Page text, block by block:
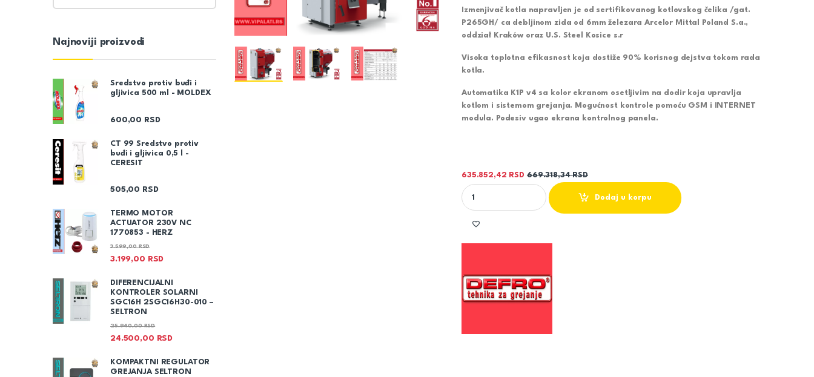
Izmenjivač kotla napravljen je od sertifikovanog kotlovskog čelika /gat.
P265GH/ ca debljinom zida od 6mm železara Arcelor Mittal Poland S.a.,
oddział Kraków oraz U.S. Steel Kosice s.r
Visoka toplotna efikasnost koja dostiže 90% korisnog dejstva tokom rada
kotla.
Automatika K1P v4 sa kolor ekranom osetljivim na dodir koja upravlja
kotlom i sistemom grejanja. Mogućnost kontrole pomoću GSM i INTERNET
modula. Podesiv ugao ekrana kontrolnog panela.
635.852,42 RSD 669.318,34RSD
KOTAO NA PELET DUO UNI 50KW - DEFRO quantity
Dodaj u korpu
Najnoviji proizvodi
Sredstvo protiv buđi i
gljivica 500 ml - MOLDEX
600,00 RSD
CT 99 Sredstvo protiv
buđi i gljivica 0,5 l -
CERESIT
505,00 RSD
TERMO MOTOR
ACTUATOR 230V NC
1770853 - HERZ
3.199,00 RSD
3.599,00RSD
DIFERENCIJALNI
KONTROLER SOLARNI
SGC16H 2SGC16H30-010 –
SELTRON
24.500,00 RSD
25.940,00RSD
KOMPAKTNI REGULATOR
GREJANJA SELTRON